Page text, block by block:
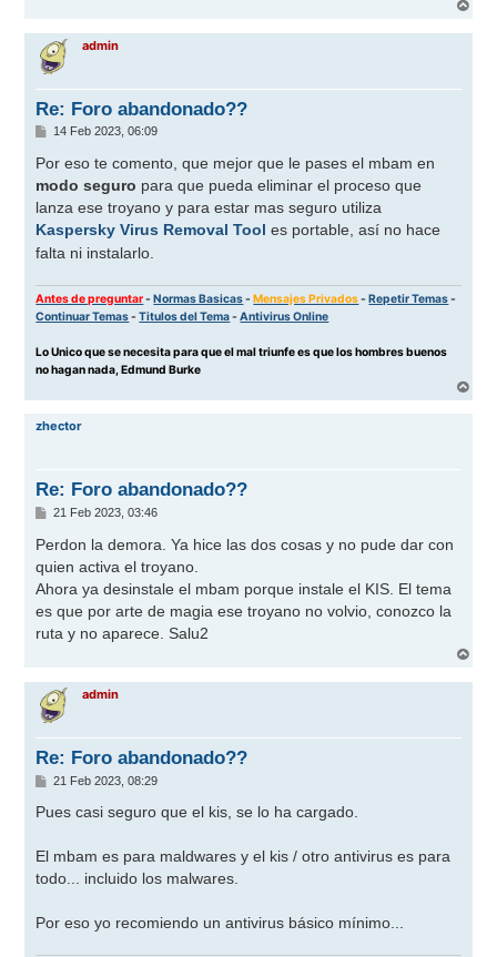
r
admin
Re: Foro abandonado??
M
n
a
j
e
14 Feb 2023, 06:09
Por eso te comento, que mejor que le pases el mbam en
modo seguro para que pueda eliminar el proceso que
lanza ese troyano y para estar mas seguro utiliza
Kaspersky Virus Removal Tool es portable, así no hace
falta ni instalarlo.
Antes de preguntar-Normas Basicas-Mensajes Privados-Repetir Temas-
Continuar Temas-Titulos del Tema-Antivirus Online
Lo Unico que se necesita para que el mal triunfe es que los hombres buenos
no hagan nada, Edmund Burke
r
zhector
Re: Foro abandonado??
M
n
a
j
e
21 Feb 2023, 03:46
Perdon la demora. Ya hice las dos cosas y no pude dar con
quien activa el troyano.
Ahora ya desinstale el mbam porque instale el KIS. El tema
es que por arte de magia ese troyano no volvio, conozco la
ruta y no aparece. Salu2
r
admin
Re: Foro abandonado??
M
n
j
e
21 Feb 2023, 08:29
Pues casi seguro que el kis, se lo ha cargado.
El mbam es para maldwares y el kis / otro antivirus es para
todo... incluido los malwares.
Por eso yo recomiendo un antivirus básico mínimo...